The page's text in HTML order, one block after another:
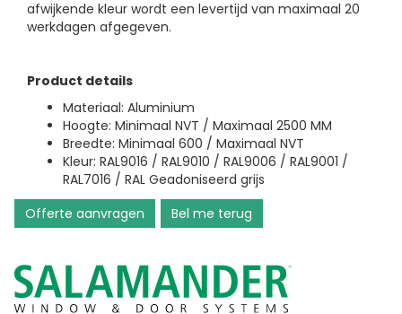
afwijkende kleur wordt een levertijd van maximaal 20
werkdagen afgegeven.
Product details
Materiaal: Aluminium
Hoogte: Minimaal NVT / Maximaal 2500 MM
Breedte: Minimaal 600 / Maximaal NVT
Kleur: RAL9016 / RAL9010 / RAL9006 / RAL9001 /
RAL7016 / RAL Geadoniseerd grijs
Offerte aanvragen
Bel me terug